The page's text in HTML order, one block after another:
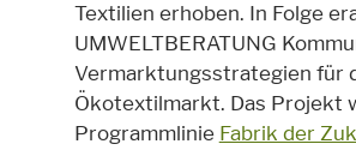
Textilien erhoben. In Folge
UMWELTBERATUNG
Vermarktungsstrategien für
Ökotextilmarkt. Das Projekt
Programmlinie Fabrik der